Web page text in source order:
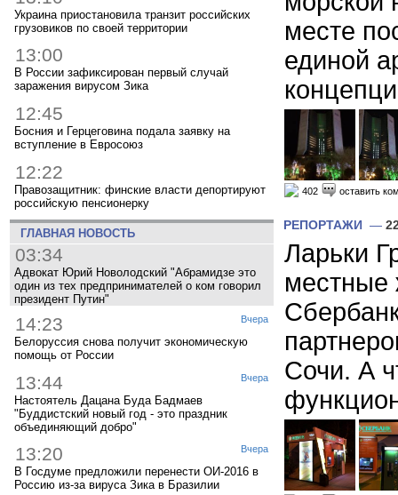
Украина приостановила транзит российских
грузовиков по своей территории
13:00
В России зафиксирован первый случай
заражения вирусом Зика
12:45
Босния и Герцеговина подала заявку на
вступление в Евросоюз
12:22
Правозащитник: финские власти депортируют
российскую пенсионерку
ГЛАВНАЯ НОВОСТЬ
03:34
Адвокат Юрий Новолодский "Абрамидзе это
один из тех предпринимателей о ком говорил
президент Путин"
Вчера
14:23
Белоруссия снова получит экономическую
помощь от России
Вчера
13:44
Настоятель Дацана Буда Бадмаев
"Буддистский новый год - это праздник
объединяющий добро"
Вчера
13:20
В Госдуме предложили перенести ОИ-2016 в
Россию из-за вируса Зика в Бразилии
месте
единой
402 оставить
РЕПОРТАЖИ —
Ларьки
местные
Сочи. А